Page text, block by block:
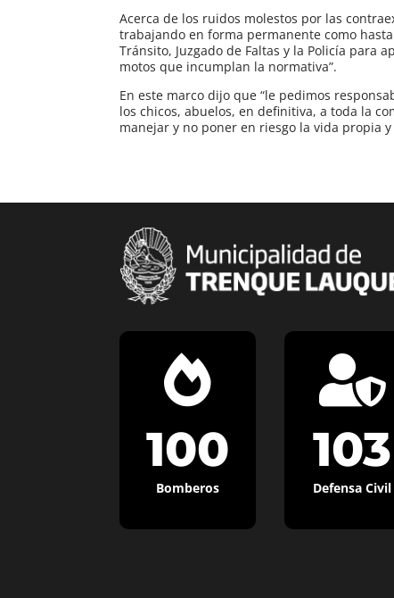
Acerca de los ruidos molestos por las
trabajando en forma permanente como
Tránsito, Juzgado de Faltas y la Policía para
motos que incumplan la normativa”.
En este marco dijo que “le pedimos
los chicos, abuelos, en definitiva, a toda la
manejar y no poner en riesgo la vida propia y

100
Bomberos

103
Defensa Civil